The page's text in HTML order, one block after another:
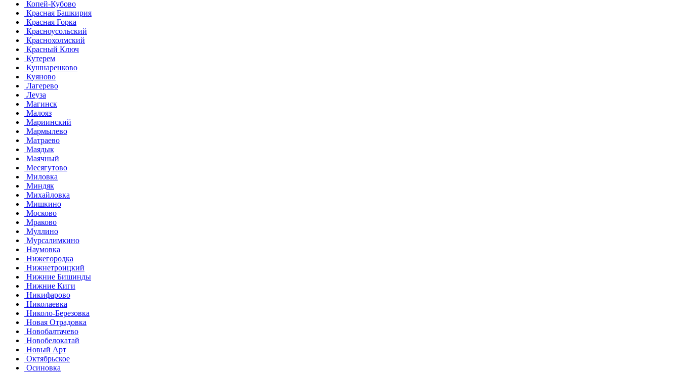
Копей-Кубово
Красная Башкирия
Красная Горка
Красноусольский
Краснохолмский
Красный Ключ
Кутерем
Кушнаренково
Куяново
Лагерево
Леуза
Магинск
Малояз
Мариинский
Мармылево
Матраево
Маядык
Маячный
Месягутово
Миловка
Миндяк
Михайловка
Мишкино
Москово
Мраково
Муллино
Мурсалимкино
Наумовка
Нижегородка
Нижнетроицкий
Нижние Бишинды
Нижние Киги
Никифарово
Николаевка
Николо-Березовка
Новая Отрадовка
Новобалтачево
Новобелокатай
Новый Арт
Октябрьское
Осиновка